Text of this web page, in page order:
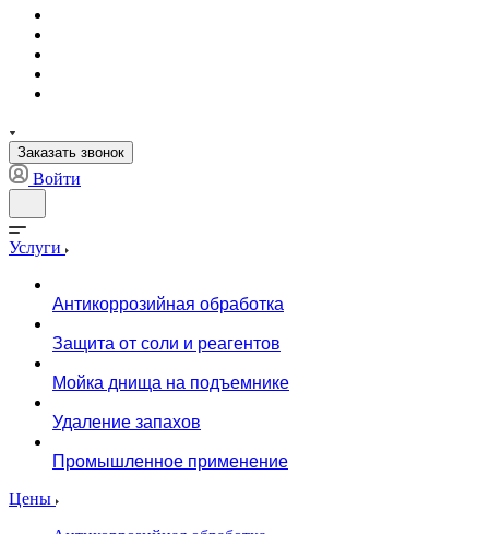
Заказать звонок
Войти
Услуги
Антикоррозийная обработка
Защита от соли и реагентов
Мойка днища на подъемнике
Удаление запахов
Промышленное применение
Цены